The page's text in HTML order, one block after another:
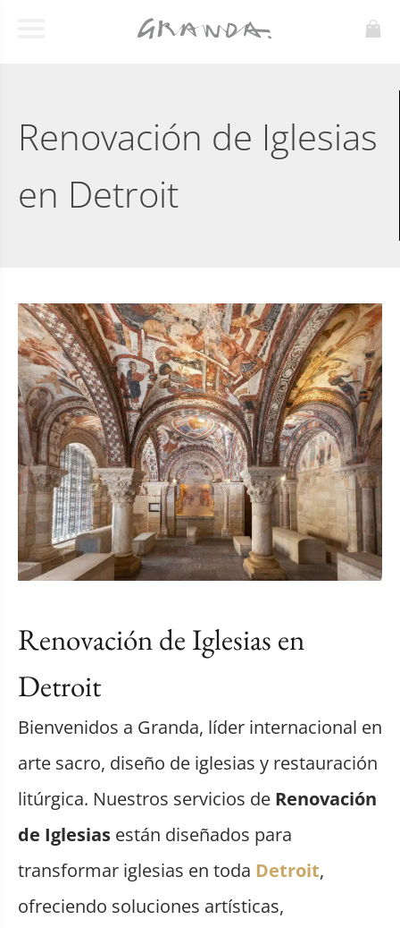
Renovación de Iglesias
en Detroit
Renovación de Iglesias en
Detroit
Bienvenidos a Granda, líder internacional en
arte sacro, diseño de iglesias y restauración
litúrgica. Nuestros servicios de Renovación
de Iglesias están diseñados para
transformar iglesias en toda Detroit,
ofreciendo soluciones artísticas,